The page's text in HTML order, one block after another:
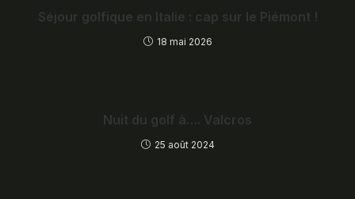
Séjour golfique en Italie : cap sur le Piémont !
18 mai 2026
Nuit du golf à…. Valcros
25 août 2024